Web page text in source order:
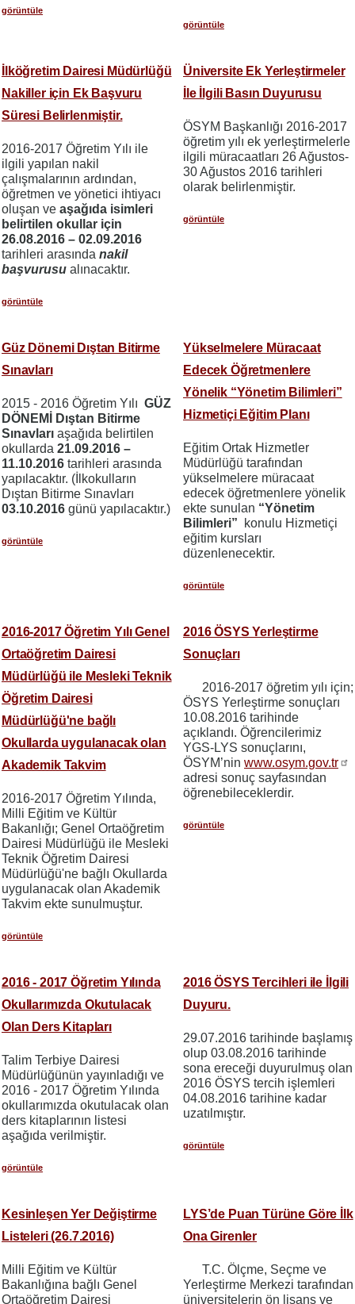
görüntüle
görüntüle
İlköğretim Dairesi Müdürlüğü
Nakiller için Ek Başvuru
Süresi Belirlenmiştir.
2016-2017 Öğretim Yılı ile
ilgili yapılan nakil
çalışmalarının ardından,
öğretmen ve yönetici ihtiyacı
oluşan ve aşağıda isimleri
belirtilen okullar için
26.08.2016 – 02.09.2016
tarihleri arasında nakil
başvurusu alınacaktır.
görüntüle
Üniversite Ek Yerleştirmeler
İle İlgili Basın Duyurusu
ÖSYM Başkanlığı 2016-2017
öğretim yılı ek yerleştirmelerle
ilgili müracaatları 26 Ağustos-
30 Ağustos 2016 tarihleri
olarak belirlenmiştir.
görüntüle
Güz Dönemi Dıştan Bitirme
Sınavları
2015 - 2016 Öğretim Yılı GÜZ
DÖNEMİ Dıştan Bitirme
Sınavları aşağıda belirtilen
okullarda 21.09.2016 –
11.10.2016 tarihleri arasında
yapılacaktır. (İlkokulların
Dıştan Bitirme Sınavları
03.10.2016 günü yapılacaktır.)
görüntüle
Yükselmelere Müracaat
Edecek Öğretmenlere
Yönelik “Yönetim Bilimleri”
Hizmetiçi Eğitim Planı
Eğitim Ortak Hizmetler
Müdürlüğü tarafından
yükselmelere müracaat
edecek öğretmenlere yönelik
ekte sunulan “Yönetim
Bilimleri”
konulu Hizmetiçi
eğitim kursları
düzenlenecektir.
görüntüle
2016-2017 Öğretim Yılı Genel
Ortaöğretim Dairesi
Müdürlüğü ile Mesleki Teknik
Öğretim Dairesi
Müdürlüğü'ne bağlı
Okullarda uygulanacak olan
Akademik Takvim
2016-2017 Öğretim Yılında,
Milli Eğitim ve Kültür
Bakanlığı; Genel Ortaöğretim
Dairesi Müdürlüğü ile Mesleki
Teknik Öğretim Dairesi
Müdürlüğü'ne bağlı Okullarda
uygulanacak olan Akademik
Takvim ekte sunulmuştur.
görüntüle
2016 ÖSYS Yerleştirme
Sonuçları
2016-2017 öğretim yılı için;
ÖSYS Yerleştirme sonuçları
10.08.2016 tarihinde
açıklandı. Öğrencilerimiz
YGS-LYS sonuçlarını,
ÖSYM’nin www.osym.gov.tr
adresi sonuç sayfasından
öğrenebileceklerdir.
görüntüle
2016 - 2017 Öğretim Yılında
Okullarımızda Okutulacak
Olan Ders Kitapları
Talim Terbiye Dairesi
Müdürlüğünün yayınladığı ve
2016 - 2017 Öğretim Yılında
okullarımızda okutulacak olan
ders kitaplarının listesi
aşağıda verilmiştir.
görüntüle
2016 ÖSYS Tercihleri ile İlgili
Duyuru.
29.07.2016 tarihinde başlamış
olup 03.08.2016 tarihinde
sona ereceği duyurulmuş olan
2016 ÖSYS tercih işlemleri
04.08.2016 tarihine kadar
uzatılmıştır.
görüntüle
Kesinleşen Yer Değiştirme
Listeleri (26.7.2016)
Milli Eğitim ve Kültür
Bakanlığına bağlı Genel
Ortaöğretim Dairesi
LYS’de Puan Türüne Göre İlk
Ona Girenler
T.C. Ölçme, Seçme ve
Yerleştirme Merkezi tarafından
üniversitelerin ön lisans ve